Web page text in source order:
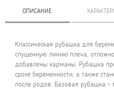
ОПИСАНИЕ
Классическая рубашка для
спущенную линию плеча,
добавлены карманы. Рубашка
сроке беременности, а также
после родов. Базовая рубашка